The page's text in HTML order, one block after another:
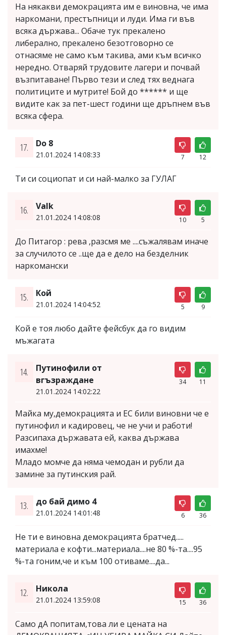
На някакви демокрацията им е виновна, че има
наркомани, престъпници и луди. Има ги във
всяка държава... Обаче тук прекалено
либерално, прекалено безотговорно се
отнасяме не само към такива, ами към всичко
нередно. Отваряй трудовите лагери и почвай
възпитаване! Първо тези и след тях веднага
политиците и мутрите! Бой до ****** и ще
видите как за пет-шест години ще дръпнем във
всяка сфера.
17. Do 8
21.01.2024 14:08:33 7 12
Ти си социопат и си най-малко за ГУЛАГ
16. Valk
21.01.2024 14:08:08 10 5
До Питагор : рева ,разсмя ме ....съжалявам иначе
за случилото се ..ще да е дело на безделник
наркомански
15. Кой
21.01.2024 14:04:52 5 9
Кой е тоя любо дайте фейсбук да го видим
мъжагата
14.
Путинофили от
вгъзраждане
21.01.2024 14:02:22
34 11
Майка му,демокрацията и ЕС били виновни че е
путинофил и кадировец, че не учи и работи!
Разсипаха държавата ей, каква държава
имахме!
Младо момче да няма чемодан и рубли да
замине за путинския рай.
13. до бай димо 4
21.01.2024 14:01:48 6 36
Не ти е виновна демокрацията братчед.....
материала е кофти...материала....не 80 %-та....95
%-та гоним,че и към 100 отиваме....да...
12. Никола
21.01.2024 13:59:08 15 36
Само дА попитам,това ли е цената на